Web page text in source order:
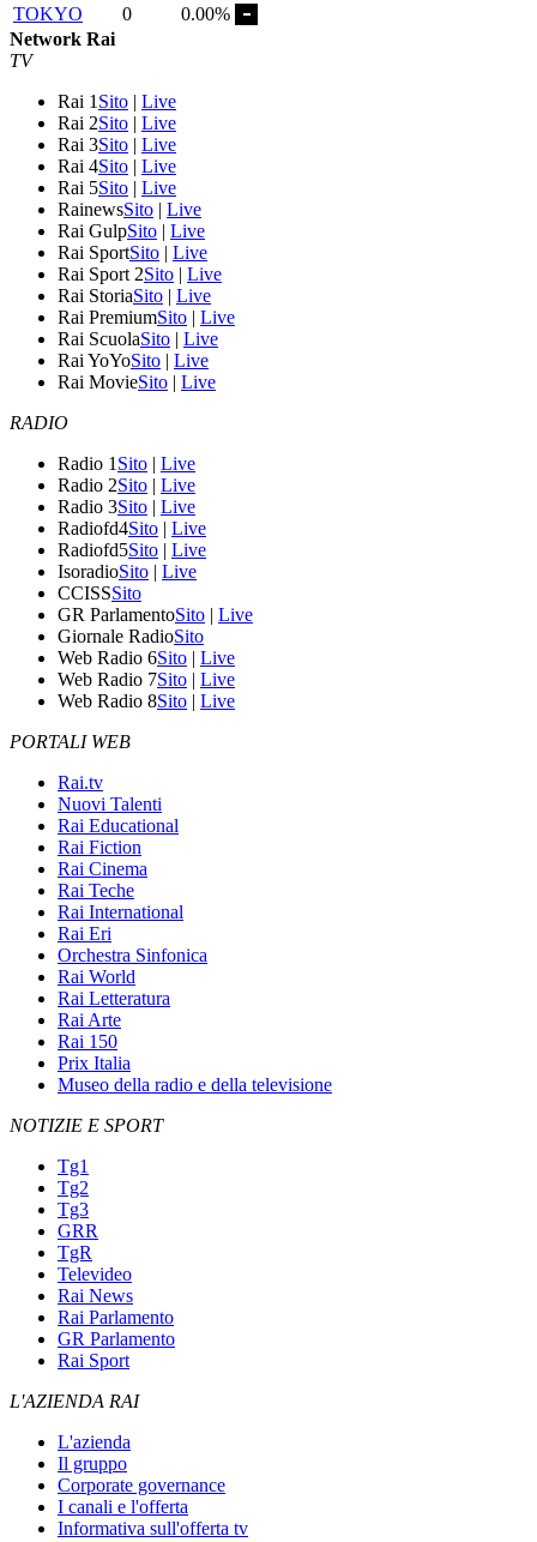
TOKYO
0
0.00%
Network Rai
TV
Rai 1 Sito | Live
Rai 2Sito | Live
Rai 3Sito | Live
Rai 4Sito | Live
Rai 5Sito | Live
RainewsSito | Live
Rai GulpSito | Live
Rai SportSito | Live
Rai Sport 2Sito | Live
Rai StoriaSito | Live
Rai PremiumSito | Live
Rai ScuolaSito | Live
Rai YoYoSito | Live
Rai MovieSito | Live
RADIO
Radio 1 Sito | Live
Radio 2Sito | Live
Radio 3Sito | Live
Radiofd4Sito | Live
Radiofd5Sito | Live
IsoradioSito | Live
CCISSSito
GR ParlamentoSito | Live
Giornale RadioSito
Web Radio 6Sito | Live
Web Radio 7Sito | Live
Web Radio 8Sito | Live
PORTALI WEB
Rai.tv
Nuovi Talenti
Rai Educational
Rai Fiction
Rai Cinema
Rai Teche
Rai International
Rai Eri
Orchestra Sinfonica
Rai World
Rai Letteratura
Rai Arte
Rai 150
Prix Italia
Museo della radio e della televisione
NOTIZIE E SPORT
Tg1
Tg2
Tg3
GRR
TgR
Televideo
Rai News
Rai Parlamento
GR Parlamento
Rai Sport
L'AZIENDA RAI
L'azienda
Il gruppo
Corporate governance
I canali e l'offerta
Informativa sull'offerta tv